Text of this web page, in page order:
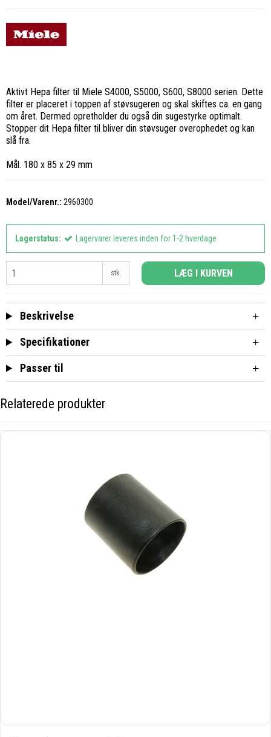
Aktivt Hepa filter til Miele S4000, S5000, S600, S8000 serien. Dette
filter er placeret i toppen af støvsugeren og skal skiftes ca. en gang
om året. Dermed opretholder du også din sugestyrke optimalt.
Stopper dit Hepa filter til bliver din støvsuger overophedet og kan
slå fra.
Mål. 180 x 85 x 29 mm
Model/Varenr.: 2960300
Lagerstatus: Lagervarer leveres inden for 1-2 hverdage
stk. LÆG I KURVEN
Beskrivelse
Specifikationer
Passer til
Relaterede produkter